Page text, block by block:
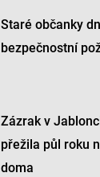
Staré občanky
bezpečnostní
Zázrak v
přežila půl roku
doma